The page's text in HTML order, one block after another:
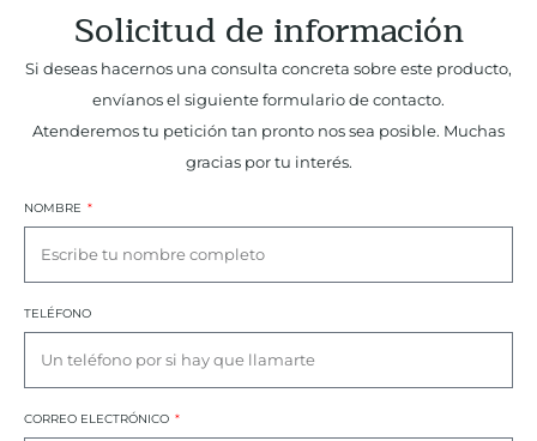
Solicitud de información
Si deseas hacernos una consulta concreta sobre este producto,
envíanos el siguiente formulario de contacto.
Atenderemos tu petición tan pronto nos sea posible. Muchas
gracias por tu interés.
NOMBRE
TELÉFONO
CORREO ELECTRÓNICO